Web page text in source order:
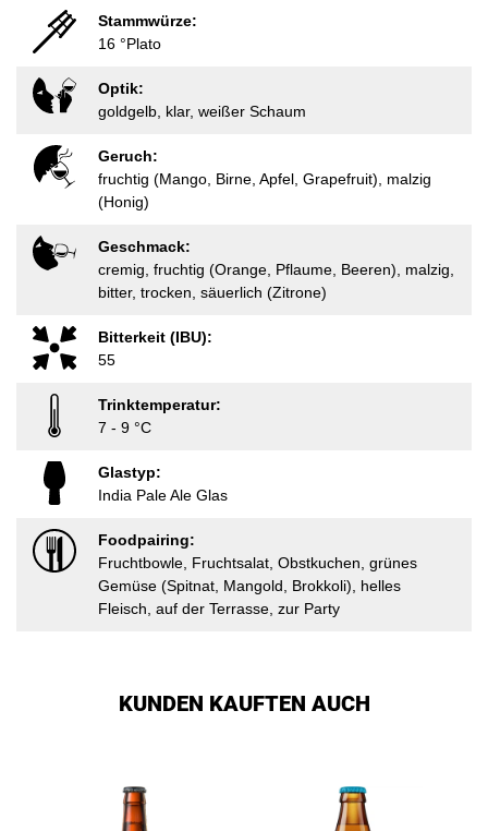
Stammwürze:
16 °Plato
Optik:
goldgelb, klar, weißer Schaum
Geruch:
fruchtig (Mango, Birne, Apfel, Grapefruit), malzig
(Honig)
Geschmack:
cremig, fruchtig (Orange, Pflaume, Beeren), malzig,
bitter, trocken, säuerlich (Zitrone)
Bitterkeit (IBU):
55
Trinktemperatur:
7 - 9 °C
Glastyp:
India Pale Ale Glas
Foodpairing:
Fruchtbowle, Fruchtsalat, Obstkuchen, grünes
Gemüse (Spitnat, Mangold, Brokkoli), helles
Fleisch, auf der Terrasse, zur Party
KUNDEN KAUFTEN AUCH